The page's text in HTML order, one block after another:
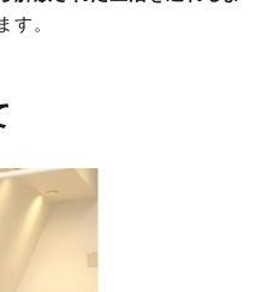
す。